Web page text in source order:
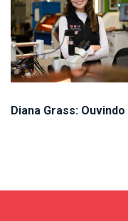
Diana Grass: